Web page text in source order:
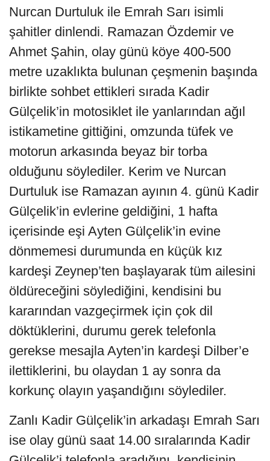
Nurcan Durtuluk ile Emrah Sarı isimli
şahitler dinlendi. Ramazan Özdemir ve
Ahmet Şahin, olay günü köye 400-500
metre uzaklıkta bulunan çeşmenin başında
birlikte sohbet ettikleri sırada Kadir
Gülçelik’in motosiklet ile yanlarından ağıl
istikametine gittiğini, omzunda tüfek ve
motorun arkasında beyaz bir torba
olduğunu söylediler. Kerim ve Nurcan
Durtuluk ise Ramazan ayının 4. günü Kadir
Gülçelik’in evlerine geldiğini, 1 hafta
içerisinde eşi Ayten Gülçelik’in evine
dönmemesi durumunda en küçük kız
kardeşi Zeynep’ten başlayarak tüm ailesini
öldüreceğini söylediğini, kendisini bu
kararından vazgeçirmek için çok dil
döktüklerini, durumu gerek telefonla
gerekse mesajla Ayten’in kardeşi Dilber’e
ilettiklerini, bu olaydan 1 ay sonra da
korkunç olayın yaşandığını söylediler.
Zanlı Kadir Gülçelik’in arkadaşı Emrah Sarı
ise olay günü saat 14.00 sıralarında Kadir